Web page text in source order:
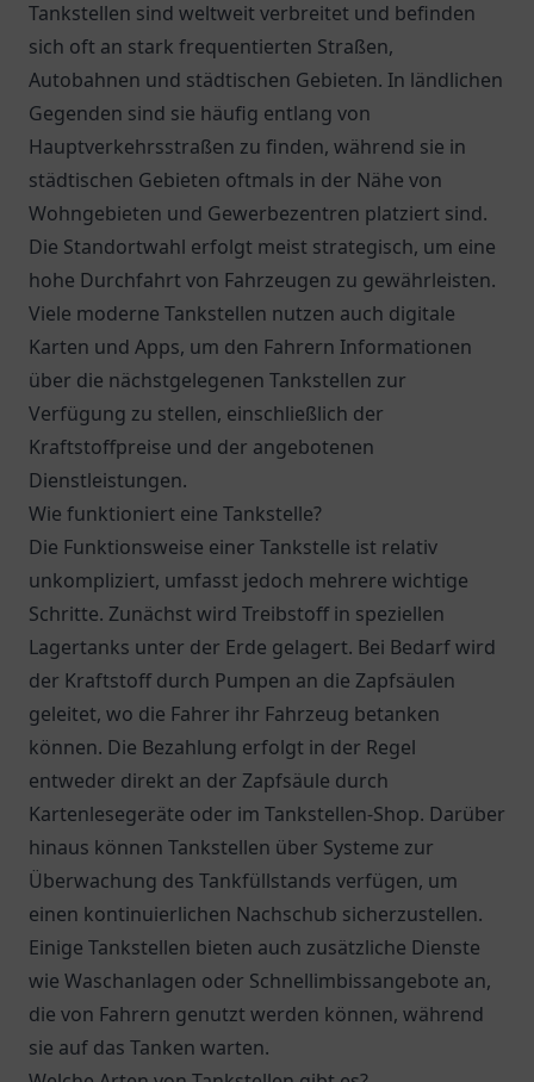
Tankstellen sind weltweit verbreitet und befinden
sich oft an stark frequentierten Straßen,
Autobahnen und städtischen Gebieten. In ländlichen
Gegenden sind sie häufig entlang von
Hauptverkehrsstraßen zu finden, während sie in
städtischen Gebieten oftmals in der Nähe von
Wohngebieten und Gewerbezentren platziert sind.
Die Standortwahl erfolgt meist strategisch, um eine
hohe Durchfahrt von Fahrzeugen zu gewährleisten.
Viele moderne Tankstellen nutzen auch digitale
Karten und Apps, um den Fahrern Informationen
über die nächstgelegenen Tankstellen zur
Verfügung zu stellen, einschließlich der
Kraftstoffpreise und der angebotenen
Dienstleistungen.
Wie funktioniert eine Tankstelle?
Die Funktionsweise einer Tankstelle ist relativ
unkompliziert, umfasst jedoch mehrere wichtige
Schritte. Zunächst wird Treibstoff in speziellen
Lagertanks unter der Erde gelagert. Bei Bedarf wird
der Kraftstoff durch Pumpen an die Zapfsäulen
geleitet, wo die Fahrer ihr Fahrzeug betanken
können. Die Bezahlung erfolgt in der Regel
entweder direkt an der Zapfsäule durch
Kartenlesegeräte oder im Tankstellen-Shop. Darüber
hinaus können Tankstellen über Systeme zur
Überwachung des Tankfüllstands verfügen, um
einen kontinuierlichen Nachschub sicherzustellen.
Einige Tankstellen bieten auch zusätzliche Dienste
wie Waschanlagen oder Schnellimbissangebote an,
die von Fahrern genutzt werden können, während
sie auf das Tanken warten.